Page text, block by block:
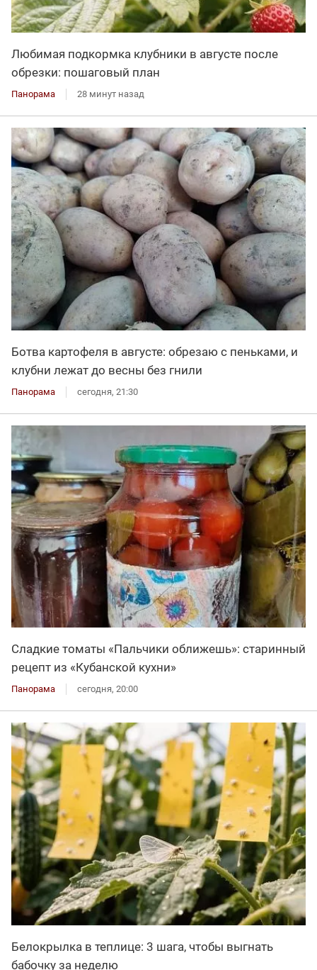
Любимая подкормка клубники в августе после
обрезки: пошаговый план
Панорама 28 минут назад
Ботва картофеля в августе: обрезаю с пеньками, и
клубни лежат до весны без гнили
Панорама сегодня, 21:30
Сладкие томаты «Пальчики оближешь»: старинный
рецепт из «Кубанской кухни»
Панорама сегодня, 20:00
Белокрылка в теплице: 3 шага, чтобы выгнать
бабочку за неделю